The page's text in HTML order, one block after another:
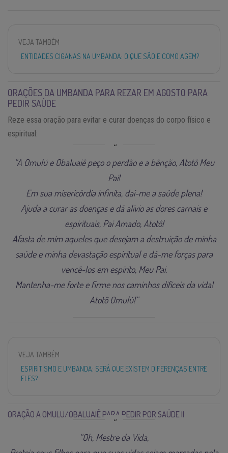
VEJA TAMBÉM
ENTIDADES CIGANAS NA UMBANDA: O QUE SÃO E COMO AGEM?
ORAÇÕES DA UMBANDA PARA REZAR EM AGOSTO PARA
PEDIR SAÚDE
Reze essa oração para evitar e curar doenças do corpo físico e
espiritual:
“A Omulú e Obaluaiê peço o perdão e a bênção, Atotô Meu
Pai!
Em sua misericórdia infinita, dai-me a saúde plena!
Ajuda a curar as doenças e dá alívio as dores carnais e
espirituais, Pai Amado, Atotô!
Afasta de mim aqueles que desejam a destruição de minha
saúde e minha devastação espiritual e dá-me forças para
vencê-los em espírito, Meu Pai.
Mantenha-me forte e firme nos caminhos difíceis da vida!
Atotô Omulú!”
VEJA TAMBÉM
ESPIRITISMO E UMBANDA: SERÁ QUE EXISTEM DIFERENÇAS ENTRE
ELES?
ORAÇÃO A OMULU/OBALUAIÊ PARA PEDIR POR SAÚDE II
“Oh, Mestre da Vida,